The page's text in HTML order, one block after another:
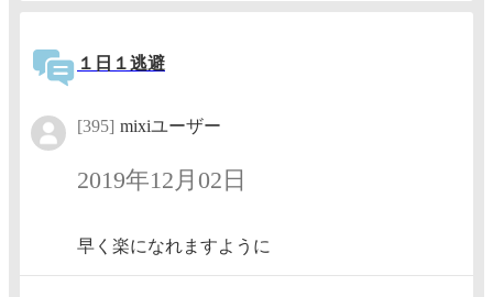
１日１逃避
[395] mixiユーザー
2019年12月02日
早く楽になれますように